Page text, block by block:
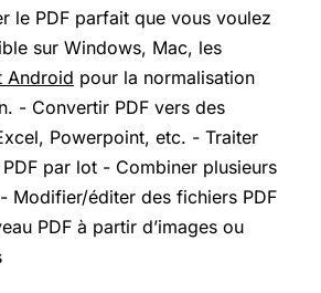
le PDF parfait que vous voulez
sur Windows, Mac, les
Android pour la normalisation
- Convertir PDF vers des
Powerpoint, etc. - Traiter
par lot - Combiner plusieurs
Modifier/éditer des fichiers PDF
PDF à partir d’images ou